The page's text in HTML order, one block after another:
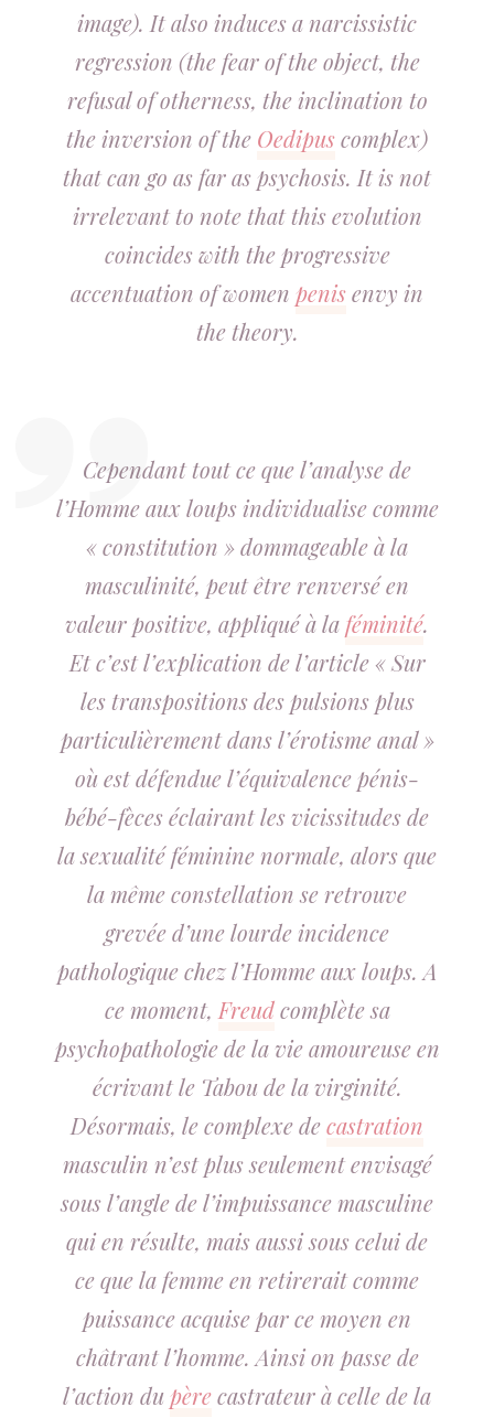
image). It also induces a narcissistic
regression (the fear of the object, the
refusal of otherness, the inclination to
the inversion of the Oedipuscomplex)
that can go as far as psychosis. It is not
irrelevant to note that this evolution
coincides with the progressive
accentuation of women penisenvy in
the theory.
Cependant tout ce que l’analyse de
l’Homme aux loups individualise comme
« constitution » dommageable à la
masculinité, peut être renversé en
valeur positive, appliqué à la féminité.
Et c’est l’explication de l’article « Sur
les transpositions des pulsions plus
particulièrement dans l’érotisme anal »
où est défendue l’équivalence pénis-
bébé-fèces éclairant les vicissitudes de
la sexualité féminine normale, alors que
la même constellation se retrouve
grevée d’une lourde incidence
pathologique chez l’Homme aux loups. A
ce moment, Freudcomplète sa
psychopathologie de la vie amoureuse en
écrivant le Tabou de la virginité.
Désormais, le complexe decastration
masculin n’est plus seulement envisagé
sous l’angle de l’impuissance masculine
qui en résulte, mais aussi sous celui de
ce que la femme en retirerait comme
puissance acquise par ce moyen en
châtrant l’homme. Ainsi on passe de
l’action dupèrecastrateur à celle de la